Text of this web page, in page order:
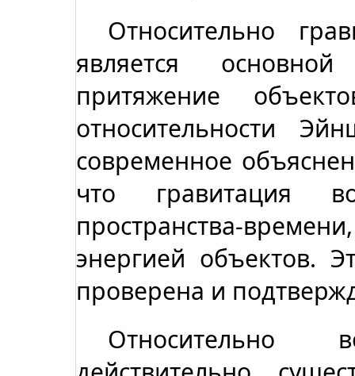
Относительно
является
притяжение
относительности
современное
что гравитация
пространства-
энергией объектов.
проверена и
Относительно